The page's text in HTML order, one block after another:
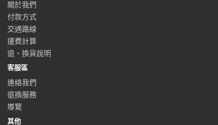
關於我們
付款方式
交通路線
運費計算
退、換貨說明
客服區
連絡我們
退換服務
導覽
其他